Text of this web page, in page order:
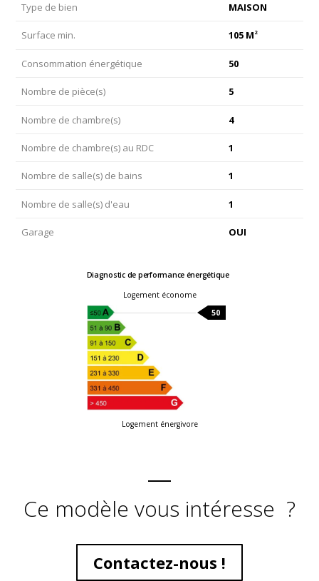
Type de bien MAISON
Surface min. 105 M 2
Consommation énergétique 50
Nombre de pièce(s) 5
Nombre de chambre(s) 4
Nombre de chambre(s) au RDC 1
Nombre de salle(s) de bains 1
Nombre de salle(s) d'eau 1
Garage OUI
Diagnostic de performance énergétique
Logement économe
50
Logement énergivore
Ce modèle vous intéresse ?
Contactez-nous !